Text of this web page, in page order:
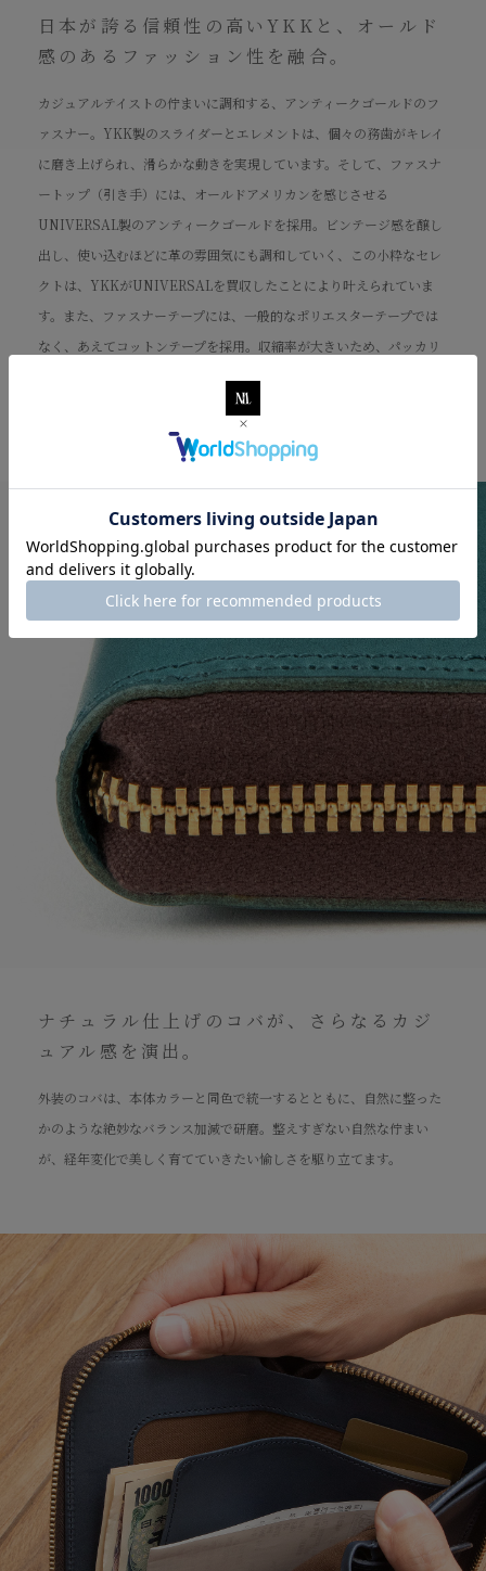
日本が誇る信頼性の高いYKKと、オールド
感のあるファッション性を融合。
カジュアルテイストの佇まいに調和する、アンティークゴールドのフ
ァスナー。YKK製のスライダーとエレメントは、個々の務歯がキレイ
に磨き上げられ、滑らかな動きを実現しています。そして、ファスナ
ートップ（引き手）には、オールドアメリカンを感じさせる
UNIVERSAL製のアンティークゴールドを採用。ビンテージ感を醸し
出し、使い込むほどに革の雰囲気にも調和していく、この小粋なセレ
クトは、YKKがUNIVERSALを買収したことにより叶えられていま
す。また、ファスナーテープには、一般的なポリエスターテープでは
なく、あえてコットンテープを採用。収縮率が大きいため、パッカリ
なり、独特のフワッとしたテイストをもたらします。
ナチュラル仕上げのコバが、さらなるカジ
ュアル感を演出。
外装のコバは、本体カラーと同色で統一するとともに、自然に整った
かのような絶妙なバランス加減で研磨。整えすぎない自然な佇まい
が、経年変化で美しく育てていきたい愉しさを駆り立てます。